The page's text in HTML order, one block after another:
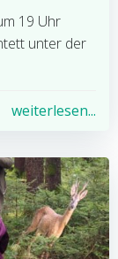
19 Uhr
unter der
weiterlesen...